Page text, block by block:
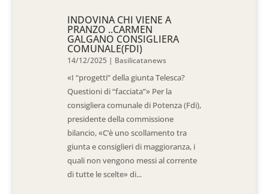
INDOVINA CHI VIENE A
PRANZO ..CARMEN
GALGANO CONSIGLIERA
COMUNALE(FDI)
14/12/2025 | Basilicatanews
«I “progetti” della giunta Telesca?
Questioni di “facciata”» Per la
consigliera comunale di Potenza (Fdi),
presidente della commissione
bilancio, «C’è uno scollamento tra
giunta e consiglieri di maggioranza, i
quali non vengono messi al corrente
di tutte le scelte» di...